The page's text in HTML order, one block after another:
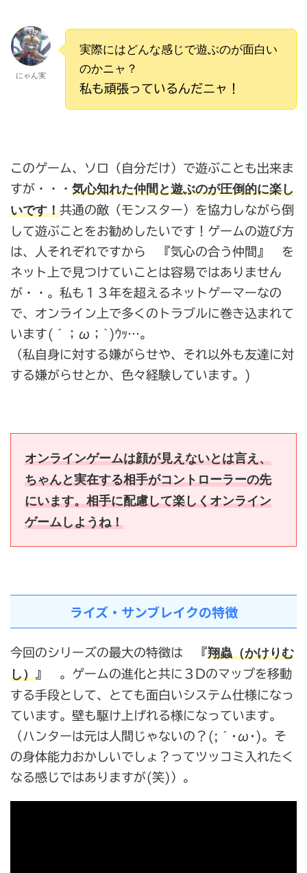
にゃん実
実際にはどんな感じで遊ぶのが面白い
のかニャ？
私も頑張っているんだニャ！
このゲーム、ソロ（自分だけ）で遊ぶことも出来ま
すが・・・ 気心知れた仲間と遊ぶのが圧倒的に楽し
いです！共通の敵（モンスター）を協力しながら倒
して遊ぶことをお勧めしたいです！ゲームの遊び方
は、人それぞれですから 『気心の合う仲間』 を
ネット上で見つけていことは容易ではありません
が・・。私も１３年を超えるネットゲーマーなの
で、オンライン上で多くのトラブルに巻き込まれて
います(´；ω；`)ｳｯ…。
（私自身に対する嫌がらせや、それ以外も友達に対
する嫌がらせとか、色々経験しています。)
オンラインゲームは顔が見えないとは言え、
ちゃんと実在する相手がコントローラーの先
にいます。相手に配慮して楽しくオンライン
ゲームしようね！
ライズ・サンブレイクの特徴
今回のシリーズの最大の特徴は 『翔蟲（かけりむ
し） 』 。ゲームの進化と共に３Dのマップを移動
する手段として、とても面白いシステム仕様になっ
ています。壁も駆け上げれる様になっています。
（ハンターは元は人間じゃないの？(;´･ω･)。そ
の身体能力おかしいでしょ？ってツッコミ入れたく
なる感じではありますが(笑)）。